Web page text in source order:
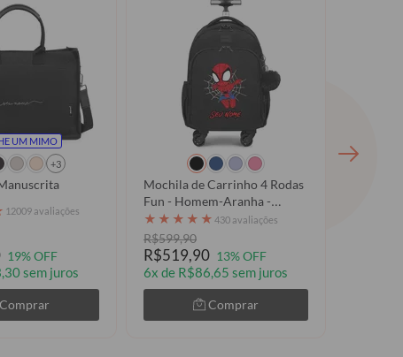
UM MIMO
+3
Mini - Manuscrita
12009 avaliações
19% OFF
sem juros
Comprar
Mochila de Carrinho 4 Rodas
Fun - Homem-Aranha -
Stickers
★ ★ ★ ★ ★ 430 avaliações
R$599,90
R$519,90 13% OFF
6x de R$86,65 sem juros
Comprar